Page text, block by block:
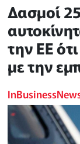
Δασμοί
την ΕΕ
με την